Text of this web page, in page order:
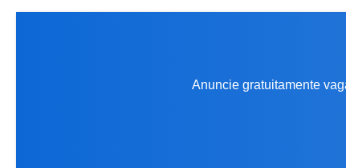
Anuncie gratuitamente